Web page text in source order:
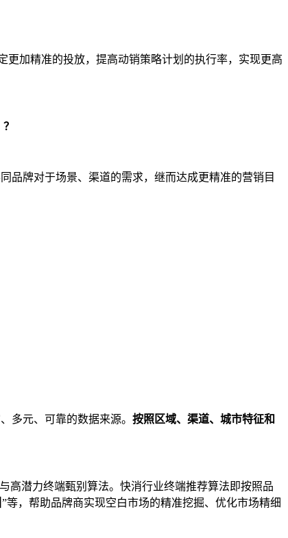
加精准的投放，提高动销策略计划的执行率，实现更高
品牌对于场景、渠道的需求，继而达成更精准的营销目
多元、可靠的数据来源。 按照区域、渠道、城市特征和
高潜力终端甄别算法。快消行业终端推荐算法即按照品
”等，帮助品牌商实现空白市场的精准挖掘、优化市场精细